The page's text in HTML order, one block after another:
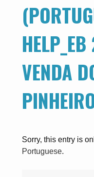
VENDA
Sorry, this entry is
Portuguese.